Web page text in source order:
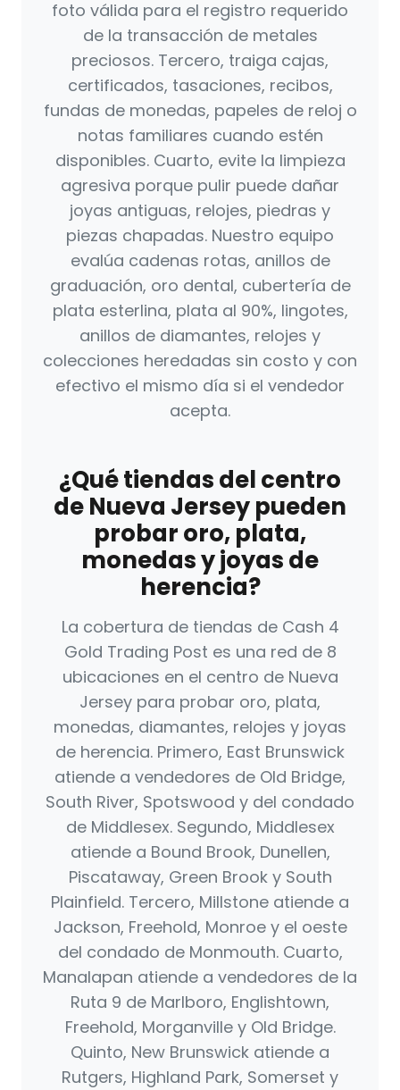
foto válida para el registro requerido
de la transacción de metales
preciosos. Tercero, traiga cajas,
certificados, tasaciones, recibos,
fundas de monedas, papeles de reloj o
notas familiares cuando estén
disponibles. Cuarto, evite la limpieza
agresiva porque pulir puede dañar
joyas antiguas, relojes, piedras y
piezas chapadas. Nuestro equipo
evalúa cadenas rotas, anillos de
graduación, oro dental, cubertería de
plata esterlina, plata al 90%, lingotes,
anillos de diamantes, relojes y
colecciones heredadas sin costo y con
efectivo el mismo día si el vendedor
acepta.
¿Qué tiendas del centro
de Nueva Jersey pueden
probar oro, plata,
monedas y joyas de
herencia?
La cobertura de tiendas de Cash 4
Gold Trading Post es una red de 8
ubicaciones en el centro de Nueva
Jersey para probar oro, plata,
monedas, diamantes, relojes y joyas
de herencia. Primero, East Brunswick
atiende a vendedores de Old Bridge,
South River, Spotswood y del condado
de Middlesex. Segundo, Middlesex
atiende a Bound Brook, Dunellen,
Piscataway, Green Brook y South
Plainfield. Tercero, Millstone atiende a
Jackson, Freehold, Monroe y el oeste
del condado de Monmouth. Cuarto,
Manalapan atiende a vendedores de la
Ruta 9 de Marlboro, Englishtown,
Freehold, Morganville y Old Bridge.
Quinto, New Brunswick atiende a
Rutgers, Highland Park, Somerset y